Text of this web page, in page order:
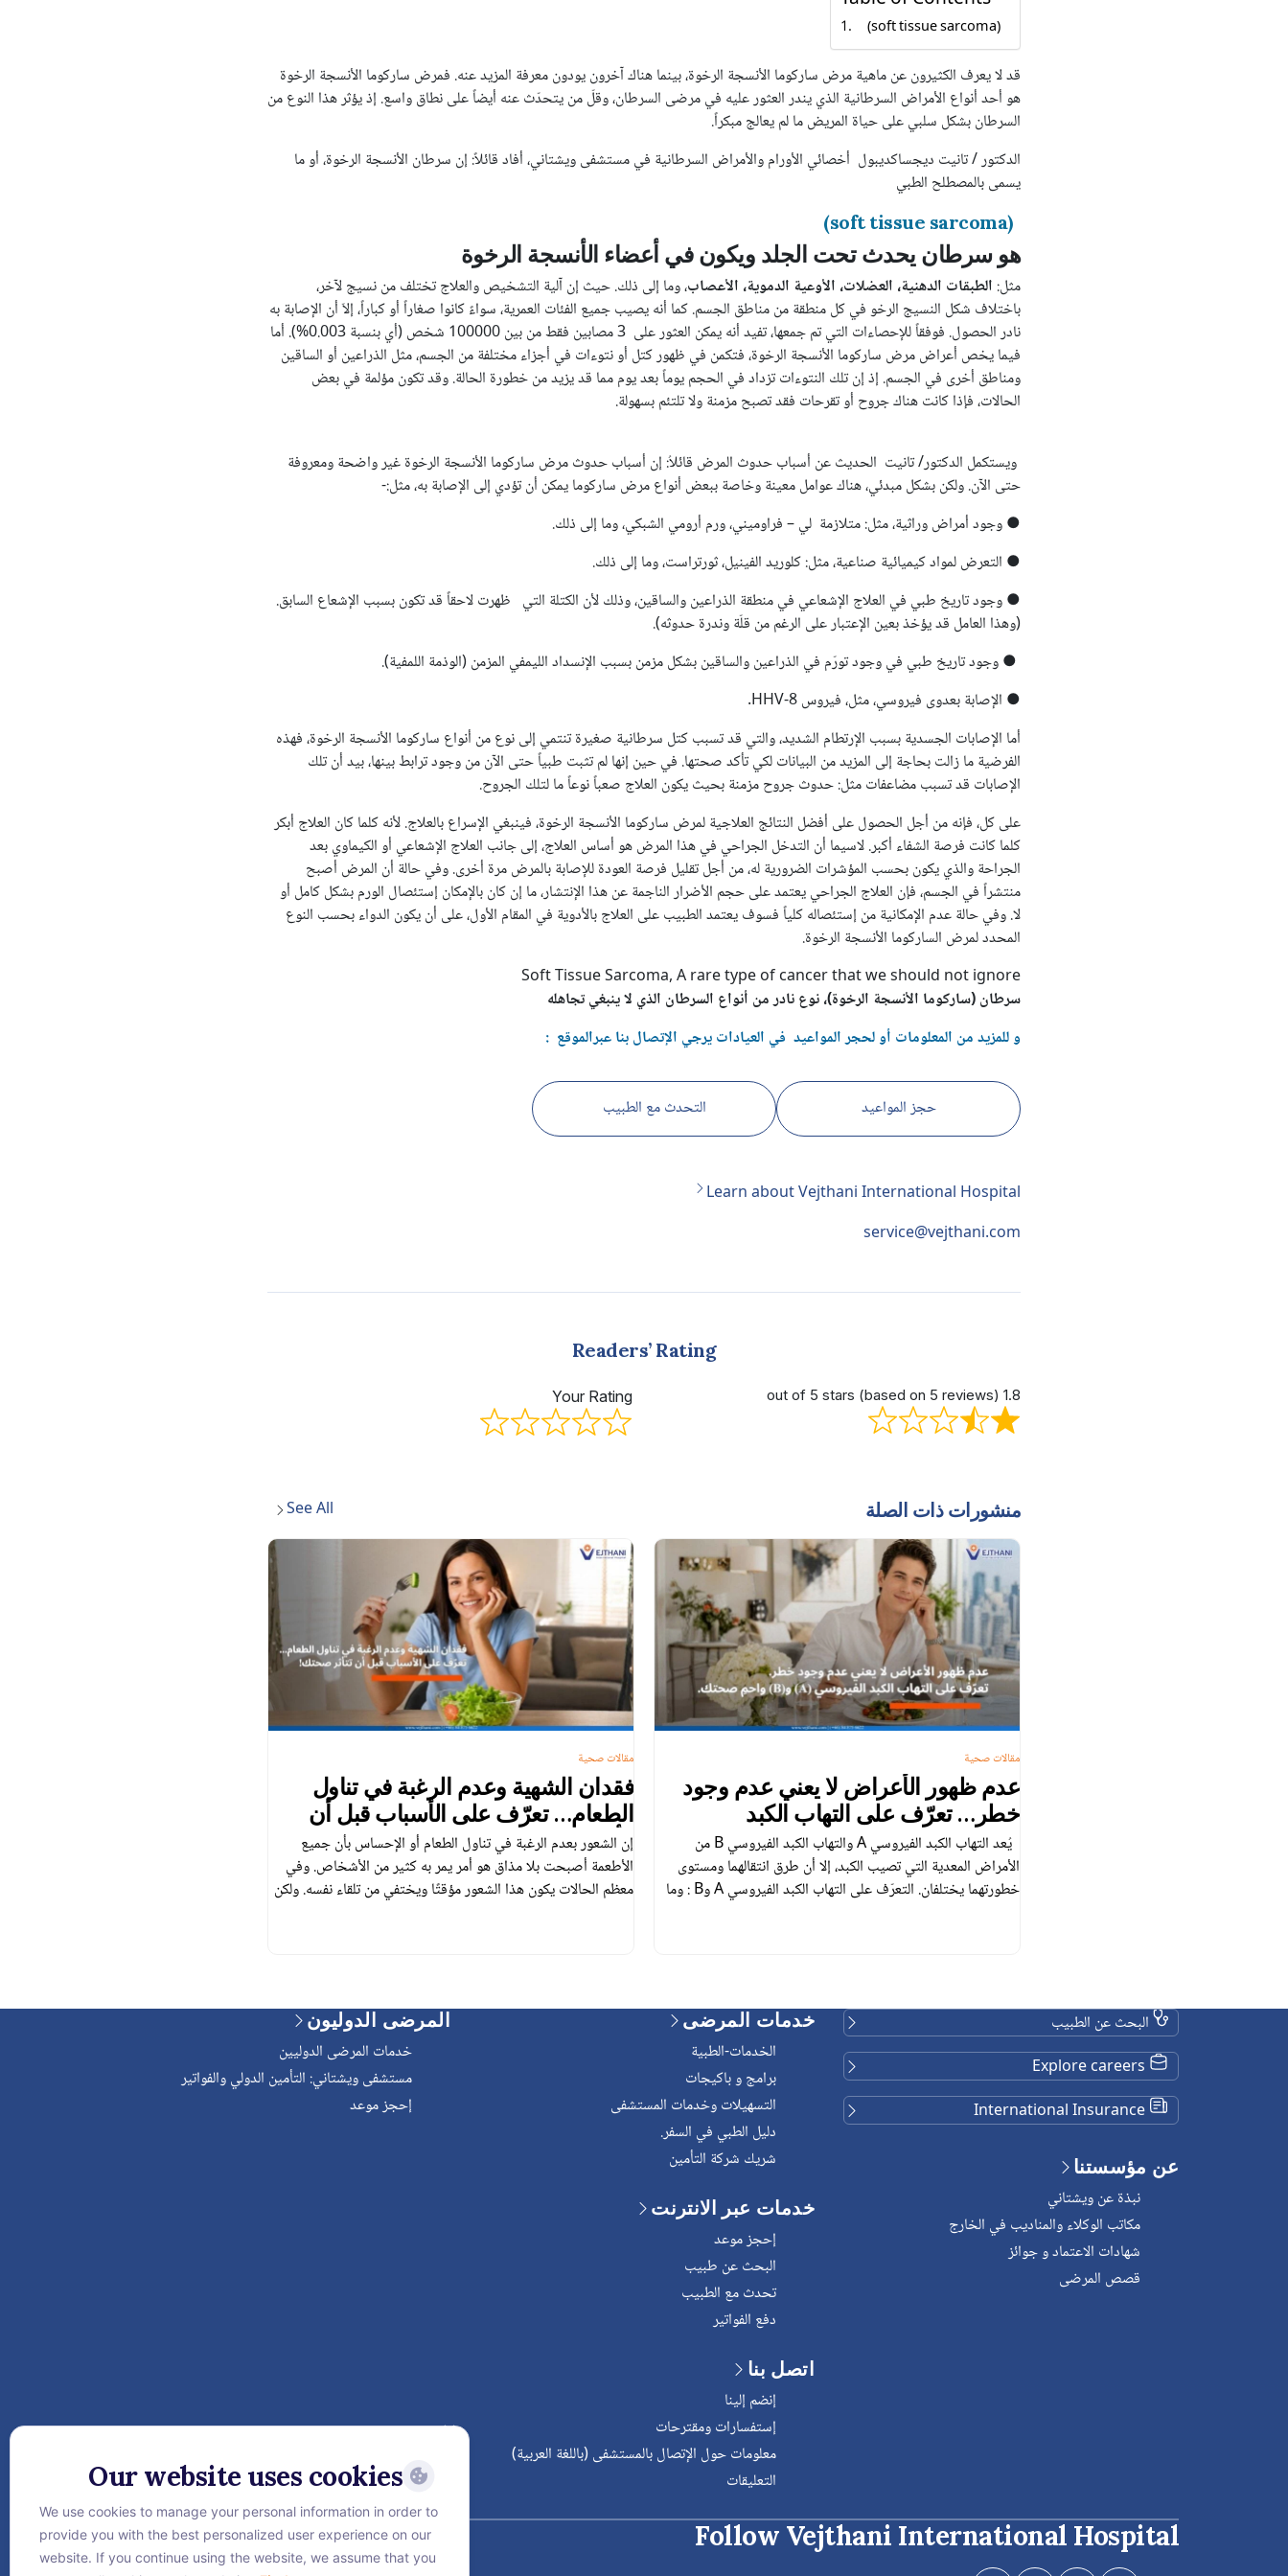
(soft tissue sarcoma)
قد لا يعرف الكثيرون عن ماهية مرض ساركوما الأنسجة الرخوة، بينما هناك آخرون يودون معرفة المزيد عنه. فمرض ساركوما الأنسجة الرخوة
هو أحد أنواع الأمراض السرطانية الذي يندر العثور عليه في مرضى السرطان، وقلّ من يتحدّث عنه أيضاً على نطاق واسع. إذ يؤثر هذا النوع من
السرطان بشكل سلبي على حياة المريض ما لم يعالج مبكراً.
الدكتور / تانيت ديجساكديبول أخصائي الأورام والأمراض السرطانية في مستشفى ويشتاني، أفاد قائلاً: إن سرطان الأنسجة الرخوة، أو ما
يسمى بالمصطلح الطبي
(soft tissue sarcoma)
هو سرطان يحدث تحت الجلد ويكون في أعضاء الأنسجة الرخوة
مثل: الطبقات الدهنية، العضلات، الأوعية الدموية، الأعصاب، وما إلى ذلك. حيث إن آلية التشخيص والعلاج تختلف من نسيج لآخر،
باختلاف شكل النسيج الرخو في كل منطقة من مناطق الجسم. كما أنه يصيب جميع الفئات العمرية، سواءً كانوا صغاراً أو كباراً، إلاّ أن الإصابة به
نادر الحصول. فوفقاً للإحصاءات التي تم جمعها، تفيد أنه يمكن العثور على 3 مصابين فقط من بين 100000 شخص (أي بنسبة 0.003%). أما
فيما يخص أعراض مرض ساركوما الأنسجة الرخوة، فتكمن في ظهور كتل أو نتوءات في أجزاء مختلفة من الجسم، مثل الذراعين أو الساقين
ومناطق أخرى في الجسم. إذ إن تلك النتوءات تزداد في الحجم يوماً بعد يوم مما قد يزيد من خطورة الحالة. وقد تكون مؤلمة في بعض
الحالات، فإذا كانت هناك جروح أو تقرحات فقد تصبح مزمنة ولا تلتئم بسهولة.
ويستكمل الدكتور/ تانيت الحديث عن أسباب حدوث المرض قائلاُ: إن أسباب حدوث مرض ساركوما الأنسجة الرخوة غير واضحة ومعروفة
حتى الآن. ولكن بشكل مبدئي، هناك عوامل معينة وخاصة ببعض أنواع مرض ساركوما يمكن أن تؤدي إلى الإصابة به، مثل:-
● وجود أمراض وراثية، مثل: متلازمة لي – فراوميني، ورم أرومي الشبكي، وما إلى ذلك.
● التعرض لمواد كيميائية صناعية، مثل: كلوريد الفينيل، ثورتراست، وما إلى ذلك.
● وجود تاريخ طبي في العلاج الإشعاعي في منطقة الذراعين والساقين، وذلك لأن الكتلة التي ظهرت لاحقاً قد تكون بسبب الإشعاع السابق.
(وهذا العامل قد يؤخذ بعين الإعتبار على الرغم من قلّة وندرة حدوثه).
● وجود تاريخ طبي في وجود تورّم في الذراعين والساقين بشكل مزمن بسبب الإنسداد الليمفي المزمن (الوذمة اللمفية).
● الإصابة بعدوى فيروسي، مثل، فيروس HHV-8.
أما الإصابات الجسدية بسبب الإرتطام الشديد، والتي قد تسبب كتل سرطانية صغيرة تنتمي إلى نوع من أنواع ساركوما الأنسجة الرخوة، فهذه
الفرضية ما زالت بحاجة إلى المزيد من البيانات لكي تأكد صحتها. في حين إنها لم تثبت طبياً حتى الآن من وجود ترابط بينها، بيد أن تلك
الإصابات قد تسبب مضاعفات مثل: حدوث جروح مزمنة بحيث يكون العلاج صعباً نوعاً ما لتلك الجروح.
على كل، فإنه من أجل الحصول على أفضل النتائج العلاجية لمرض ساركوما الأنسجة الرخوة، فينبغي الإسراع بالعلاج. لأنه كلما كان العلاج أبكر
كلما كانت فرصة الشفاء أكبر. لاسيما أن التدخل الجراحي في هذا المرض هو أساس العلاج، إلى جانب العلاج الإشعاعي أو الكيماوي بعد
الجراحة والذي يكون بحسب المؤشرات الضرورية له، من أجل تقليل فرصة العودة للإصابة بالمرض مرة أخرى. وفي حالة أن المرض أصبح
منتشراً في الجسم، فإن العلاج الجراحي يعتمد على حجم الأضرار الناجمة عن هذا الإنتشار، ما إن كان بالإمكان إستئصال الورم بشكل كامل أو
لا. وفي حالة عدم الإمكانية من إستئصاله كلياً فسوف يعتمد الطبيب على العلاج بالأدوية في المقام الأول، على أن يكون الدواء بحسب النوع
المحدد لمرض الساركوما الأنسجة الرخوة.
Soft Tissue Sarcoma, A rare type of cancer that we should not ignore
سرطان (ساركوما الأنسجة الرخوة)، نوع نادر من أنواع السرطان الذي لا ينبغي تجاهله
و للمزيد من المعلومات أو لحجر المواعيد في العيادات يرجي الإتصال بنا عبرالموقع :
حجز المواعيد التحدث مع الطبيب
Learn about Vejthani International Hospital
service@vejthani.com
Readers’ Rating
1.8 out of 5 stars (based on 5 reviews)
Your Rating
منشورات ذات الصلة See All
عدم ظهور الأعراض لا يعني عدم وجود
خطر… تعرّف على التهاب الكبد
الفيروسي (A) و(B) واحمِ صحتك
يُعد التهاب الكبد الفيروسي A والتهاب الكبد الفيروسي B من
الأمراض المعدية التي تصيب الكبد، إلا أن طرق انتقالهما ومستوى
خطورتهما يختلفان. التعرّف على التهاب الكبد الفيروسي A وB : وما
مقالات صحية
فقدان الشهية وعدم الرغبة في تناول
الطعام… تعرّف على الأسباب قبل أن
تتأثر صحتك!
إن الشعور بعدم الرغبة في تناول الطعام أو الإحساس بأن جميع
الأطعمة أصبحت بلا مذاق هو أمر يمر به كثير من الأشخاص. وفي
معظم الحالات يكون هذا الشعور مؤقتًا ويختفي من تلقاء نفسه. ولكن
مقالات صحية
البحث عن الطبيب
عن مؤسستنا
نبذة عن ويشتاني
مكاتب الوكلاء والمناديب في الخارج
شهادات الاعتماد و جوائز
قصص المرضى
خدمات المرضى
الخدمات-الطبية
برامج و باكيجات
التسهيلات وخدمات المستشفى
دليل الطبي في السفر.
شريك شركة التأمين
خدمات عبر الانترنت
إحجز موعد
البحث عن طبيب
تحدث مع الطبيب
دفع الفواتير
اتصل بنا
إنضم إلينا
إستفسارات ومقترحات
معلومات حول الإتصال بالمستشفى (باللغة العربية)
التعليقات
المرضى الدوليون
خدمات المرضى الدوليين
مستشفى ويشتاني: التأمين الدولي والفواتير
إحجز موعد
Follow Vejthani International Hospital
Our website uses cookies
We use cookies to manage your personal information in order to
provide you with the best personalized user experience on our
website. If you continue using the website, we assume that you